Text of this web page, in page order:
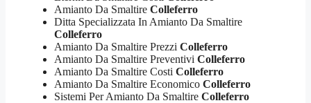
Amianto Da Smaltire Colleferro
Ditta Specializzata In Amianto Da Smaltire
Colleferro
Amianto Da Smaltire Prezzi Colleferro
Amianto Da Smaltire Preventivi Colleferro
Amianto Da Smaltire Costi Colleferro
Amianto Da Smaltire Economico Colleferro
Sistemi Per Amianto Da Smaltire Colleferro